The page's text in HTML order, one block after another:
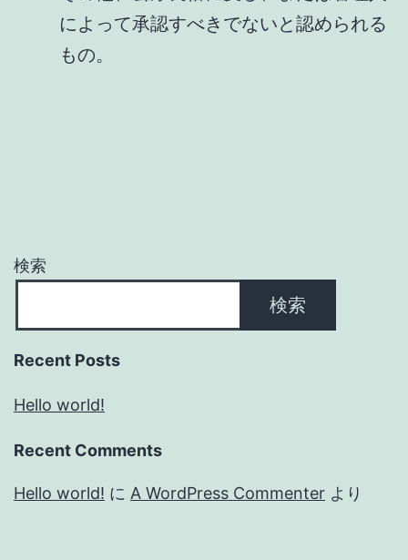
によって承認すべきでないと認められる
もの。
検索
検索
Recent Posts
Hello world!
Recent Comments
Hello world! に A WordPress Commenter より